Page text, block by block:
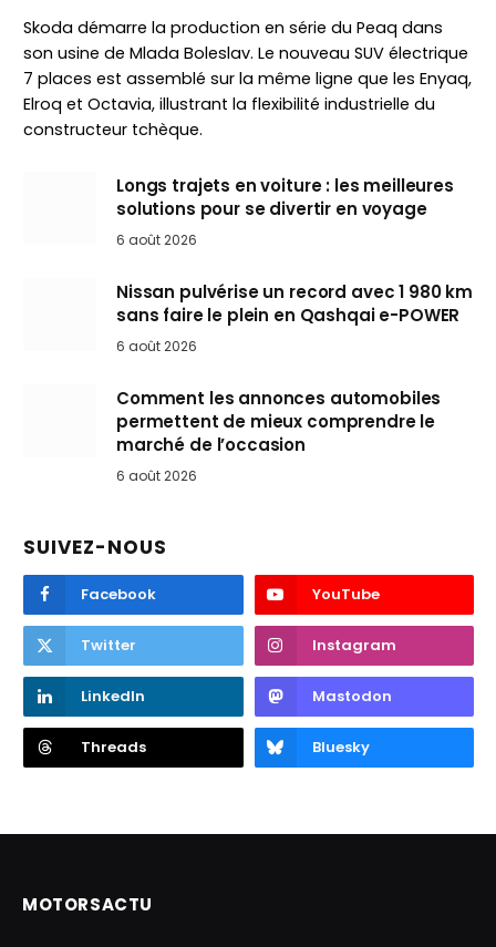
Skoda démarre la production en série du Peaq dans
son usine de Mlada Boleslav. Le nouveau SUV électrique
7 places est assemblé sur la même ligne que les Enyaq,
Elroq et Octavia, illustrant la flexibilité industrielle du
constructeur tchèque.
Longs trajets en voiture : les meilleures
solutions pour se divertir en voyage
6 août 2026
Nissan pulvérise un record avec 1 980 km
sans faire le plein en Qashqai e-POWER
6 août 2026
Comment les annonces automobiles
permettent de mieux comprendre le
marché de l’occasion
6 août 2026
SUIVEZ-NOUS
Facebook YouTube
Twitter Instagram
LinkedIn Mastodon
Threads Bluesky
MOTORSACTU